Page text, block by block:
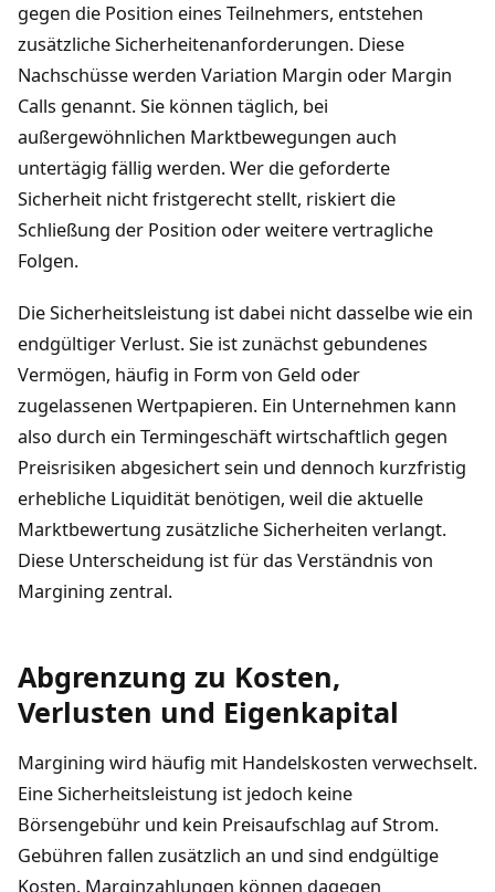
gegen die Position eines Teilnehmers, entstehen
zusätzliche Sicherheitenanforderungen. Diese
Nachschüsse werden Variation Margin oder Margin
Calls genannt. Sie können täglich, bei
außergewöhnlichen Marktbewegungen auch
untertägig fällig werden. Wer die geforderte
Sicherheit nicht fristgerecht stellt, riskiert die
Schließung der Position oder weitere vertragliche
Folgen.
Die Sicherheitsleistung ist dabei nicht dasselbe wie ein
endgültiger Verlust. Sie ist zunächst gebundenes
Vermögen, häufig in Form von Geld oder
zugelassenen Wertpapieren. Ein Unternehmen kann
also durch ein Termingeschäft wirtschaftlich gegen
Preisrisiken abgesichert sein und dennoch kurzfristig
erhebliche Liquidität benötigen, weil die aktuelle
Marktbewertung zusätzliche Sicherheiten verlangt.
Diese Unterscheidung ist für das Verständnis von
Margining zentral.
Abgrenzung zu Kosten,
Verlusten und Eigenkapital
Margining wird häufig mit Handelskosten verwechselt.
Eine Sicherheitsleistung ist jedoch keine
Börsengebühr und kein Preisaufschlag auf Strom.
Gebühren fallen zusätzlich an und sind endgültige
Kosten. Marginzahlungen können dagegen